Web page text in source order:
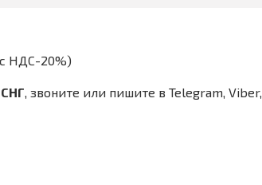
НДС-20%)
СНГ, звоните или пишите в Telegram, Viber,